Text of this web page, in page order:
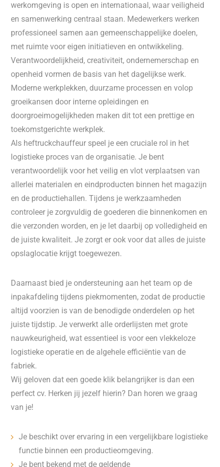
werkomgeving is open en internationaal, waar veiligheid
en samenwerking centraal staan. Medewerkers werken
professioneel samen aan gemeenschappelijke doelen,
met ruimte voor eigen initiatieven en ontwikkeling.
Verantwoordelijkheid, creativiteit, ondernemerschap en
openheid vormen de basis van het dagelijkse werk.
Moderne werkplekken, duurzame processen en volop
groeikansen door interne opleidingen en
doorgroeimogelijkheden maken dit tot een prettige en
toekomstgerichte werkplek.
Als heftruckchauffeur speel je een cruciale rol in het
logistieke proces van de organisatie. Je bent
verantwoordelijk voor het veilig en vlot verplaatsen van
allerlei materialen en eindproducten binnen het magazijn
en de productiehallen. Tijdens je werkzaamheden
controleer je zorgvuldig de goederen die binnenkomen en
die verzonden worden, en je let daarbij op volledigheid en
de juiste kwaliteit. Je zorgt er ook voor dat alles de juiste
opslaglocatie krijgt toegewezen.
Daarnaast bied je ondersteuning aan het team op de
inpakafdeling tijdens piekmomenten, zodat de productie
altijd voorzien is van de benodigde onderdelen op het
juiste tijdstip. Je verwerkt alle orderlijsten met grote
nauwkeurigheid, wat essentieel is voor een vlekkeloze
logistieke operatie en de algehele efficiëntie van de
fabriek.
Wij geloven dat een goede klik belangrijker is dan een
perfect cv. Herken jij jezelf hierin? Dan horen we graag
van je!
Je beschikt over ervaring in een vergelijkbare logistieke
functie binnen een productieomgeving.
Je bent bekend met de geldende